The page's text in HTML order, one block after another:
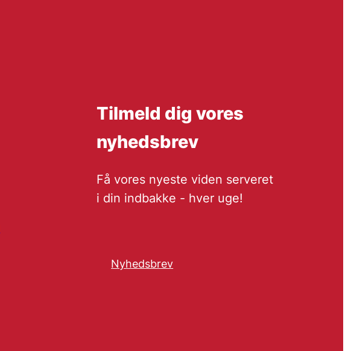
Tilmeld dig vores
nyhedsbrev
Få vores nyeste viden serveret
i din indbakke - hver uge!
Nyhedsbrev